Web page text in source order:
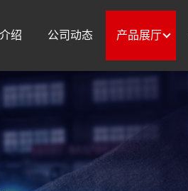
绍 公司动态 产品展厅